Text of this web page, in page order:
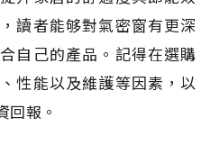
讀者能够對氣密窗有更深
自己的產品。記得在選購
性能以及維護等因素，以
回報。